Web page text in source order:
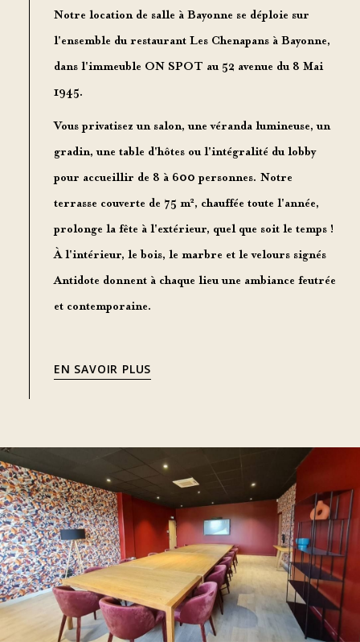
Notre location de salle à Bayonne se déploie sur
l'ensemble du restaurant Les Chenapans à Bayonne,
dans l'immeuble ON SPOT au 52 avenue du 8 Mai
1945.
Vous privatisez un salon, une véranda lumineuse, un
gradin, une table d'hôtes ou l'intégralité du lobby
pour accueillir de 8 à 600 personnes. Notre
terrasse couverte de 75 m², chauffée toute l'année,
prolonge la fête à l'extérieur, quel que soit le temps !
À l'intérieur, le bois, le marbre et le velours signés
Antidote donnent à chaque lieu une ambiance feutrée
et contemporaine.
EN SAVOIR PLUS